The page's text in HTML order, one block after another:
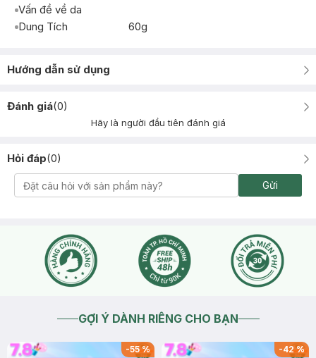
Vấn đề về da
Dung Tích
60g
Hướng dẫn sử dụng
Đánh giá(0)
Hãy là người đầu tiên đánh giá
Hỏi đáp(0)
Gửi
GỢI Ý DÀNH RIÊNG CHO BẠN
-55% -42%